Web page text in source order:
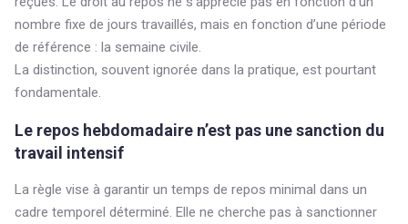
nombre fixe de jours travaillés, mais en fonction d’une période
de référence : la semaine civile.
La distinction, souvent ignorée dans la pratique, est pourtant
fondamentale.
Le repos hebdomadaire n’est pas une sanction du
travail intensif
La règle vise à garantir un temps de repos minimal dans un
cadre temporel déterminé. Elle ne cherche pas à sanctionner